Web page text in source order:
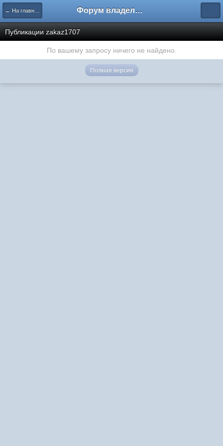
← На главную Форум владельцев интернет-магазинов
Публикации zakaz1707
По вашему запросу ничего не найдено.
Полная версия